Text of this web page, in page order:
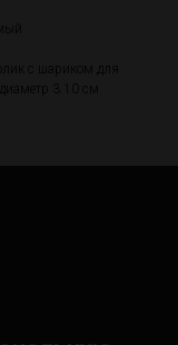
с шариком для
3.10 см